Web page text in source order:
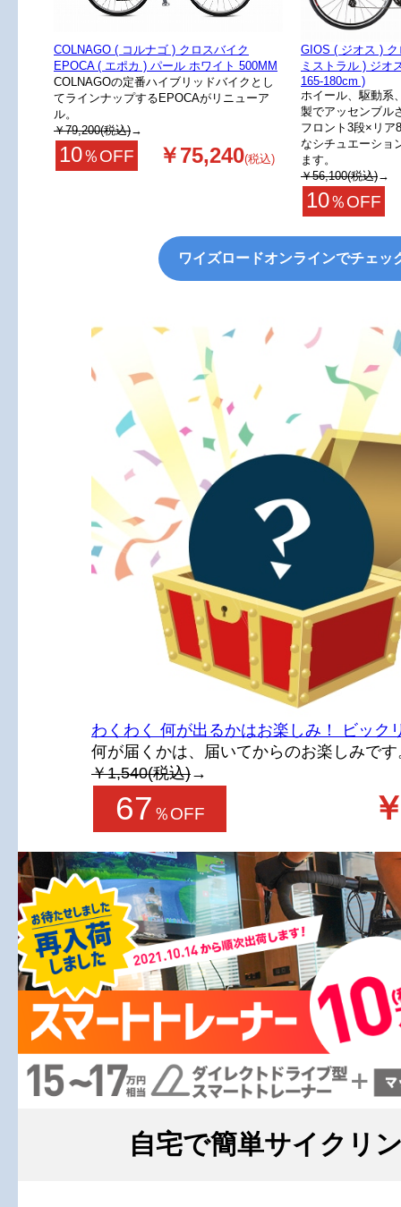
COLNAGO ( コルナゴ ) クロスバイク
EPOCA ( エポカ ) パール ホワイト 500MM
COLNAGOの定番ハイブリッドバイクとし
てラインナップするEPOCAがリニューア
ル。
￥79,200(税込)→
10％OFF ￥75,240(税込)
GIOS ( ジオス )
ミストラル ) ジオ
165-180cm )
ホイール、駆動系
製でアッセンブル
フロント3段×リア
なシチュエーショ
ます。
￥56,100(税込)→
10％OFF
ワイズロードオンラインでチェッ
わくわく 何が出るかはお楽しみ！ ビック
何が届くかは、届いてからのお楽しみです
￥1,540(税込)→
67 ％OFF
自宅で簡単サイクリ